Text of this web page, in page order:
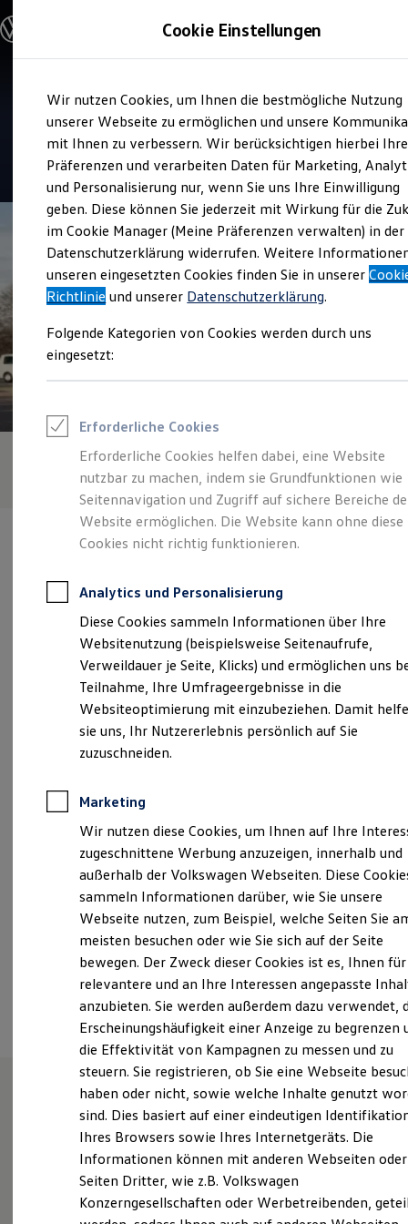
Hauptinhalt
springen
Footer
springen
Modelle und Konfigurator
Modelle vergleichen
Elektroautos
ENERGY Sondermodelle
Nutzfahrzeuge
SUV und CUV
Familienautos
Kombis
Kompaktwagen
Sportwagen
Schnell verfügbare Fahrzeuge
Angebote und Produkte
Aktuelle Angebote
E-Auto-Förderung
Volkswagen Marktplatz
Junge Gebrauchtwagen und Gebrauchtwagen
Volkswagen Zertifizierte Gebrauchtwagen
Zubehör- und Serviceangebote
Leasing
Leasing-Angebote
Gebrauchtwagen Leasing
Junge Gebrauchtwagen-Leasing
Elektroauto Leasing
Kleinwagen-Leasing
Leasing ohne Anzahlung
Finanzierung
Kfz-Versicherung
Restschuldversicherungen
Garantien
Wartungsverträge
Geschäftskunden
Professional Class bei Volkswagen
Großkunden
Behörden
Direktkunden
Sonderfahrzeuge
Anpfiff zum Gewinn
Elektroautos
ID. Tutorials
Elektrofahrzeugkonzepte
Reichweite
Reichweite der ID. Modelle
Reichweite im Winter
Laden
Laden unterwegs
Laden Zuhause
Ladestationen finden
Ladezeitensimulator
Batterie
Sicherheit
Garantie und Lebensdauer
Nachhaltigkeit
Technologie
Kosten und Kauf
Verbrauchskosten
Kaufoptionen
E-Auto-Förderung
Software und Konnektivität
ID. Software Versionen und Updates
Digitale Extras
Schnittstellen zu Ihrem ID.
Service
Auto Müller und Sohn
4.9| 46 Bewertungen
Verantwortlich für die Inhalte auf dieser Seite ist die Auto Müller &
Sohn oHG (Impressum & Rechtliches)
Altgomlitz 15, 01108 Dresden
automueller@automueller-dresden.de
Montag
Sonntag
Geschlossen
Ansprechpartner
Auto Müller & Sohn OHG
Willkommen bei Auto Müller & Sohn, Ihrem Autohaus
in Dresden Weixdorf. Bei uns finden Sie persönlichen
Cookie Einstellungen
Wir nutzen Cookies, um Ihnen die bestmögliche Nutzung
unserer Webseite zu ermöglichen und unsere
mit Ihnen zu verbessern. Wir berücksichtigen hierbei Ihre
Präferenzen und verarbeiten Daten für Marketing,
und Personalisierung nur, wenn Sie uns Ihre Einwilligung
geben. Diese können Sie jederzeit mit Wirkung für die
im Cookie Manager (Meine Präferenzen verwalten) in der
Datenschutzerklärung widerrufen. Weitere
unseren eingesetzten Cookies finden Sie in unserer
Richtlinie und unserer Datenschutzerklärung.
Folgende Kategorien von Cookies werden durch uns
eingesetzt:
Erforderliche Cookies
Erforderliche Cookies helfen dabei, eine Website
nutzbar zu machen, indem sie Grundfunktionen wie
Seitennavigation und Zugriff auf sichere Bereiche
Website ermöglichen. Die Website kann ohne diese
Cookies nicht richtig funktionieren.
Analytics und Personalisierung
Diese Cookies sammeln Informationen über Ihre
Websitenutzung (beispielsweise Seitenaufrufe,
Verweildauer je Seite, Klicks) und ermöglichen uns
Teilnahme, Ihre Umfrageergebnisse in die
Websiteoptimierung mit einzubeziehen. Damit
sie uns, Ihr Nutzererlebnis persönlich auf Sie
zuzuschneiden.
Marketing
Wir nutzen diese Cookies, um Ihnen auf Ihre
zugeschnittene Werbung anzuzeigen, innerhalb und
außerhalb der Volkswagen Webseiten. Diese
sammeln Informationen darüber, wie Sie unsere
Webseite nutzen, zum Beispiel, welche Seiten Sie
meisten besuchen oder wie Sie sich auf der Seite
bewegen. Der Zweck dieser Cookies ist es, Ihnen für
relevantere und an Ihre Interessen angepasste
anzubieten. Sie werden außerdem dazu verwendet,
Erscheinungshäufigkeit einer Anzeige zu begrenzen
die Effektivität von Kampagnen zu messen und zu
steuern. Sie registrieren, ob Sie eine Webseite
haben oder nicht, sowie welche Inhalte genutzt
sind. Dies basiert auf einer eindeutigen
Ihres Browsers sowie Ihres Internetgeräts. Die
Informationen können mit anderen Webseiten oder
Seiten Dritter, wie z.B. Volkswagen
Konzerngesellschaften oder Werbetreibenden,